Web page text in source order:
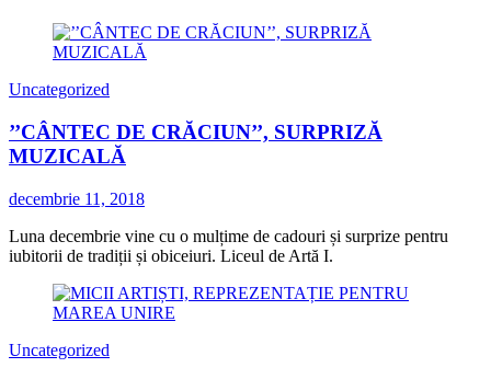
Uncategorized
’’CÂNTEC DE CRĂCIUN’’, SURPRIZĂ
MUZICALĂ
decembrie 11, 2018
Luna decembrie vine cu o mulțime de cadouri și surprize pentru
iubitorii de tradiții și obiceiuri. Liceul de Artă I.
Uncategorized